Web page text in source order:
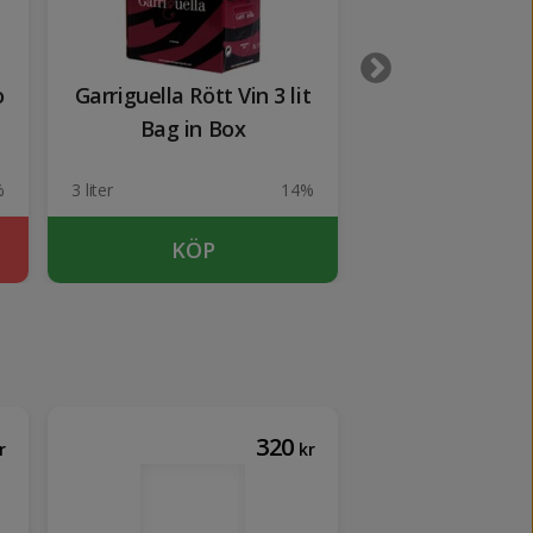
Garriguella Rött Vin 3 lit
Bag in Box
3 liter 14%
KÖP
320 kr